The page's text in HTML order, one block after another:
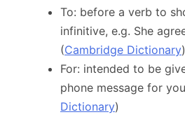
To: before a verb to
infinitive, e.g. She
(Cambridge Dictionary)
For: intended to be
phone message for
Dictionary)